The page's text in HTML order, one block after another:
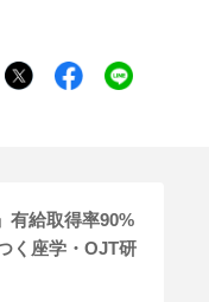
有給取得率90%
く座学・OJT研